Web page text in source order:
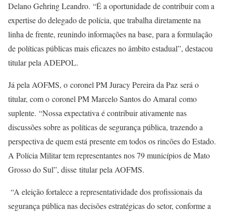
Delano Gehring Leandro. “É a oportunidade de contribuir com a
expertise do delegado de polícia, que trabalha diretamente na
linha de frente, reunindo informações na base, para a formulação
de políticas públicas mais eficazes no âmbito estadual”, destacou
titular pela ADEPOL.
Já pela AOFMS, o coronel PM Juracy Pereira da Paz será o
titular, com o coronel PM Marcelo Santos do Amaral como
suplente. “Nossa expectativa é contribuir ativamente nas
discussões sobre as políticas de segurança pública, trazendo a
perspectiva de quem está presente em todos os rincões do Estado.
A Polícia Militar tem representantes nos 79 municípios de Mato
Grosso do Sul”, disse titular pela AOFMS.
“A eleição fortalece a representatividade dos profissionais da
segurança pública nas decisões estratégicas do setor, conforme a